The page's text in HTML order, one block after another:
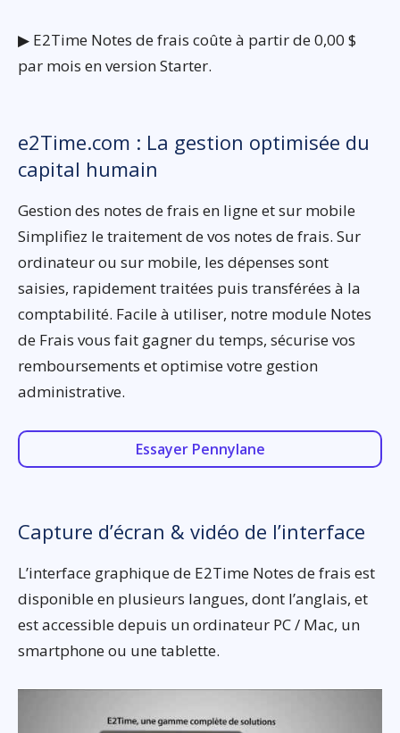
▶ E2Time Notes de frais coûte à partir de 0,00 $
par mois en version Starter.
e2Time.com : La gestion optimisée du
capital humain
Gestion des notes de frais en ligne et sur mobile
Simplifiez le traitement de vos notes de frais. Sur
ordinateur ou sur mobile, les dépenses sont
saisies, rapidement traitées puis transférées à la
comptabilité. Facile à utiliser, notre module Notes
de Frais vous fait gagner du temps, sécurise vos
remboursements et optimise votre gestion
administrative.
Essayer Pennylane
Capture d’écran & vidéo de l’interface
L’interface graphique de E2Time Notes de frais est
disponible en plusieurs langues, dont l’anglais, et
est accessible depuis un ordinateur PC / Mac, un
smartphone ou une tablette.